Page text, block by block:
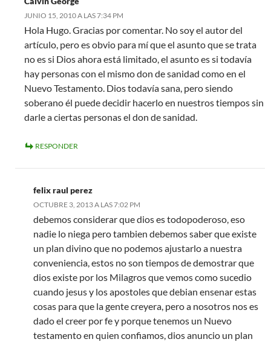
JUNIO 15, 2010 A LAS 7:34 PM
Hola Hugo. Gracias por comentar. No soy el autor del
artículo, pero es obvio para mí que el asunto que se trata
no es si Dios ahora está limitado, el asunto es si todavía
hay personas con el mismo don de sanidad como en el
Nuevo Testamento. Dios todavía sana, pero siendo
soberano él puede decidir hacerlo en nuestros tiempos sin
darle a ciertas personas el don de sanidad.
RESPONDER
felix raul perez
OCTUBRE 3, 2013 A LAS 7:02 PM
debemos considerar que dios es todopoderoso, eso
nadie lo niega pero tambien debemos saber que existe
un plan divino que no podemos ajustarlo a nuestra
conveniencia, estos no son tiempos de demostrar que
dios existe por los Milagros que vemos como sucedio
cuando jesus y los apostoles que debian ensenar estas
cosas para que la gente creyera, pero a nosotros nos es
dado el creer por fe y porque tenemos un Nuevo
testamento en quien confiamos, dios anuncio un plan